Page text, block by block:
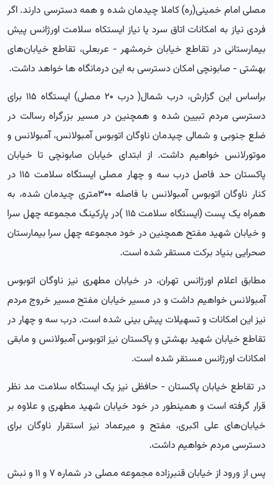
مصلی امام خمینی(ره) کاملا چیدمان شده و همه دسترسی دارند. اگر
فردی نیاز به امکانات اتاق سرد یا نیاز ایستکاه سلامت اورژانس پیش
بیمارستانی در تقاطع خیابان خرمشهر - عربعلی، تقاطع خیابان‌های
بهشتی - صابونچی امکان دسترسی به این درمانگاه ها خواهد داشت.
براساس این گزارش، درب شمال( درب ۲۰ مصلی) ایستگاه ۱۱۵ برای
دسترسی مردم تبیین شده و همچنین در مسیر بزرگراه رسالت در
ضلع جنوبی و شمالی چیدمان ناوگان اتوبوس آمبولانس، آمبولانس و
موتورلانس خواهیم داشت. از ابتدای خیابان صابونچی تا خیابان
پاکستان حد فاصل درب سه و چهار مصلی ایستگاه سلامت ۱۱۵ در
کنار ناوگان اتوبوس آمبولانس با فاصله ۳۰۰متری چیدمان شده، به
همراه یک پست (ایستگاه سلامت ۱۱۵ )در پارکینگ مجموعه چهل سرا
و خیابان شهید مفتح همچنین در خود مجموعه چهل سرا بیمارستان
صحرایی بنیاد برکت مستقر شده است.
مطابق اعلام اورژانس تهران، در خیابان مطهری نیز ناوگان اتوبوس
آمبولانس خواهیم داشت و در مسیر خیابان مفتح مسیر خروج مردم
نیز این امکانات و تسهیلات پیش بینی شده است. درب سه و چهار در
تقاطع خیابان شهید بهشتی و پاکستان نیز اتوبوس آمبولانس و مابقی
امکانات اورژانس مستقر شده است.
در تقاطع خیابان پاکستان - حافظی نیز یک ایستگاه سلامت مد نظر
قرار گرفته است و همینطور در خود خیابان شهید مطهری و علاوه بر
خیابان‌های علی اکبری، مفتح و میرعماد نیز استقرار ناوگان برای
دسترسی مردم خواهیم داشت.
پس از ورود از خیابان قنبرزاده مجموعه مصلی در شماره ۷ و ۱۱ و نبش